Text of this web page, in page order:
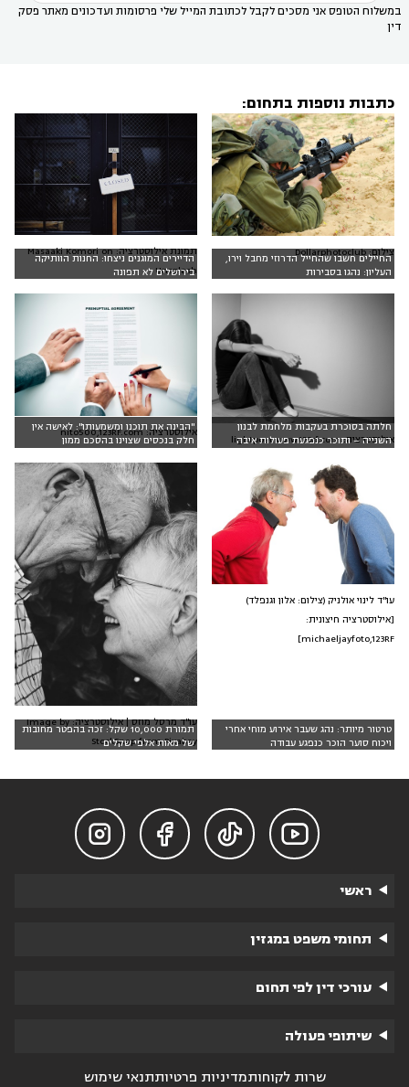
במשלוח הטופס אני מסכים לקבל לכתובת המייל שלי פרסומות ועדכונים מאתר פסק
דין
כתבות נוספות בתחום:
החיילים חשבו שהחייל הדרוזי מחבל וירו,
העליון: נהגו בסבירות
צילום: Dollarphotoclub
הדיירים המוגנים ניצחו: החנות הוותיקה
בירושלים לא תפונה
תמונת אילוסטרציה: Masaaki Komori on
Unsplash
חלתה בסוכרת בעקבות מלחמת לבנון
השנייה – ותוכר כנפגעת פעולות איבה
אילוסטרציה: lightpoet www.123rf.com
"הבינה את תוכנו ומשמעותו": לאישה אין
חלק בנכסים שצוינו בהסכם ממון
אילוסטרציה: nito500,123RF.com
טרטור מיותר: נהג שעבר אירוע מוחי אחרי
ויכוח סוער הוכר כנפגע עבודה
עו"ד לינוי אולניק (צילום: אלון וגנפלד)
[אילוסטרציה חיצונית:
michaeljayfoto,123RF]
תמורת 10,000 שקל: זכה בהפטר מחובות
של מאות אלפי שקלים
עו"ד מרסל מוזס | אילוסטרציה: Image by
StockSnap from Pixabay




ראשי
תחומי משפט במגזין
עורכי דין לפי תחום
שיתופי פעולה
שרות לקוחותמדיניות פרטיותתנאי שימוש